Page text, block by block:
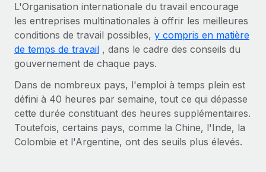
Avantages sociaux
Gérez facilement les avantages sociaux
freelances Plus
Remote a toujours pour mission d'aider les entreprises de
toute taille à embaucher, gérer et payer...
En savoir plus
Comment Phiture gère ses 55 employés
répartis dans 19 pays grâce à Remote
Phiture, un leader notable du conseil en matière de
L'Organisation internationale du travail encourage
les entreprises multinationales à offrir les meilleures
conditions de travail possibles, y compris en matière
de temps de travail , dans le cadre des conseils du
gouvernement de chaque pays.
Dans de nombreux pays, l'emploi à temps plein est
défini à 40 heures par semaine, tout ce qui dépasse
cette durée constituant des heures supplémentaires.
Toutefois, certains pays, comme la Chine, l'Inde, la
Colombie et l'Argentine, ont des seuils plus élevés.